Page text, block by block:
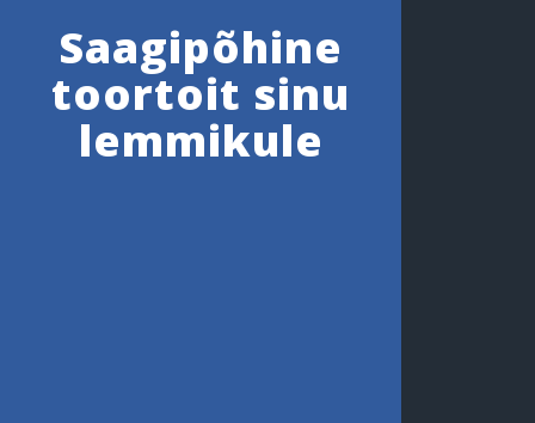
Saagipõhine
toortoit sinu
lemmikule